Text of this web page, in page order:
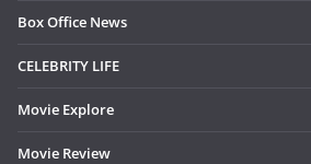
Box Office News
CELEBRITY LIFE
Movie Explore
Movie Review